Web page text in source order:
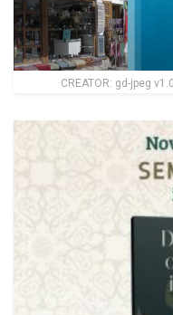
CREATOR: gd-jpeg